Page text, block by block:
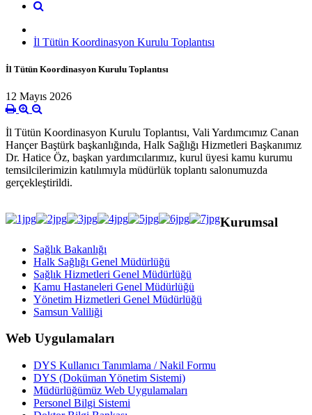
İl Tütün Koordinasyon Kurulu Toplantısı
İl Tütün Koordinasyon Kurulu Toplantısı
12 Mayıs 2026
İl Tütün Koordinasyon Kurulu Toplantısı, Vali Yardımcımız Canan
Hançer Baştürk başkanlığında, Halk Sağlığı Hizmetleri Başkanımız
Dr. Hatice Öz, başkan yardımcılarımız, kurul üyesi kamu kurumu
temsilcilerimizin katılımıyla müdürlük toplantı salonumuzda
gerçekleştirildi.
Kurumsal
Sağlık Bakanlığı
Halk Sağlığı Genel Müdürlüğü
Sağlık Hizmetleri Genel Müdürlüğü
Kamu Hastaneleri Genel Müdürlüğü
Yönetim Hizmetleri Genel Müdürlüğü
Samsun Valiliği
Web Uygulamaları
DYS Kullanıcı Tanımlama / Nakil Formu
DYS (Doküman Yönetim Sistemi)
Müdürlüğümüz Web Uygulamaları
Personel Bilgi Sistemi